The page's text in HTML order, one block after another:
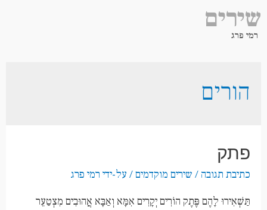
שירים
רמי פרג
הורים
פתק
כתיבת תגובה / שירים מוקדמים/ על-ידי רמי פרג
תַּשְׁאִירוּ לָהֶם פֶּתֶק הוֹרִים יְקָרִים אִמָּא וְאַבָּא אֲהוּבִים מִצְטַעֵר